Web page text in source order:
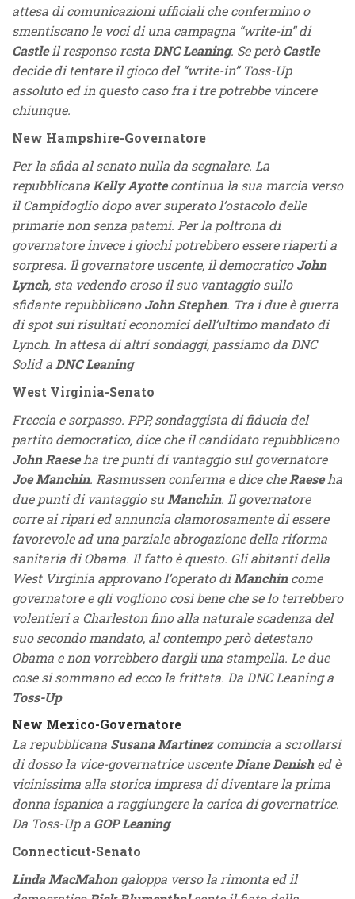
attesa di comunicazioni ufficiali che confermino o
smentiscano le voci di una campagna “write-in” di
Castleil responso resta DNC Leaning. Se peròCastle
decide di tentare il gioco del “write-in” Toss-Up
assoluto ed in questo caso fra i tre potrebbe vincere
chiunque.
New Hampshire-Governatore
Per la sfida al senato nulla da segnalare. La
repubblicana Kelly Ayottecontinua la sua marcia verso
il Campidoglio dopo aver superato l’ostacolo delle
primarie non senza patemi. Per la poltrona di
governatore invece i giochi potrebbero essere riaperti a
sorpresa. Il governatore uscente, il democraticoJohn
Lynch, sta vedendo eroso il suo vantaggio sullo
sfidante repubblicanoJohn Stephen. Tra i due è guerra
di spot sui risultati economici dell’ultimo mandato di
Lynch. In attesa di altri sondaggi, passiamo da DNC
Solid a DNC Leaning
West Virginia-Senato
Freccia e sorpasso. PPP, sondaggista di fiducia del
partito democratico, dice che il candidato repubblicano
John Raeseha tre punti di vantaggio sul governatore
Joe Manchin. Rasmussen conferma e dice cheRaeseha
due punti di vantaggio su Manchin. Il governatore
corre ai ripari ed annuncia clamorosamente di essere
favorevole ad una parziale abrogazione della riforma
sanitaria di Obama. Il fatto è questo. Gli abitanti della
West Virginia approvano l’operato diManchincome
governatore e gli vogliono così bene che se lo terrebbero
volentieri a Charleston fino alla naturale scadenza del
suo secondo mandato, al contempo però detestano
Obama e non vorrebbero dargli una stampella. Le due
cose si sommano ed ecco la frittata. Da DNC Leaning a
Toss-Up
New Mexico-Governatore
La repubblicana Susana Martinezcomincia a scrollarsi
di dosso la vice-governatrice uscenteDiane Denished è
vicinissima alla storica impresa di diventare la prima
donna ispanica a raggiungere la carica di governatrice.
Da Toss-Up a GOP Leaning
Connecticut-Senato
Linda MacMahongaloppa verso la rimonta ed il